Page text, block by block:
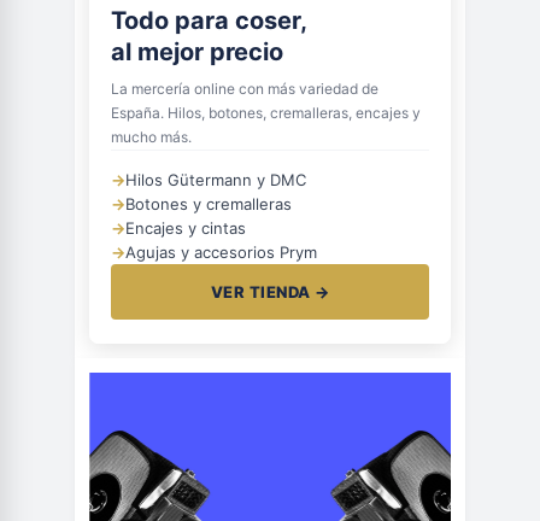
Todo para coser,
al mejor precio
La mercería online con más variedad de
España. Hilos, botones, cremalleras, encajes y
mucho más.
→Hilos Gütermann y DMC
→Botones y cremalleras
→Encajes y cintas
→Agujas y accesorios Prym
VER TIENDA →